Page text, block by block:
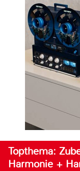
Topthema:
Harmonie +